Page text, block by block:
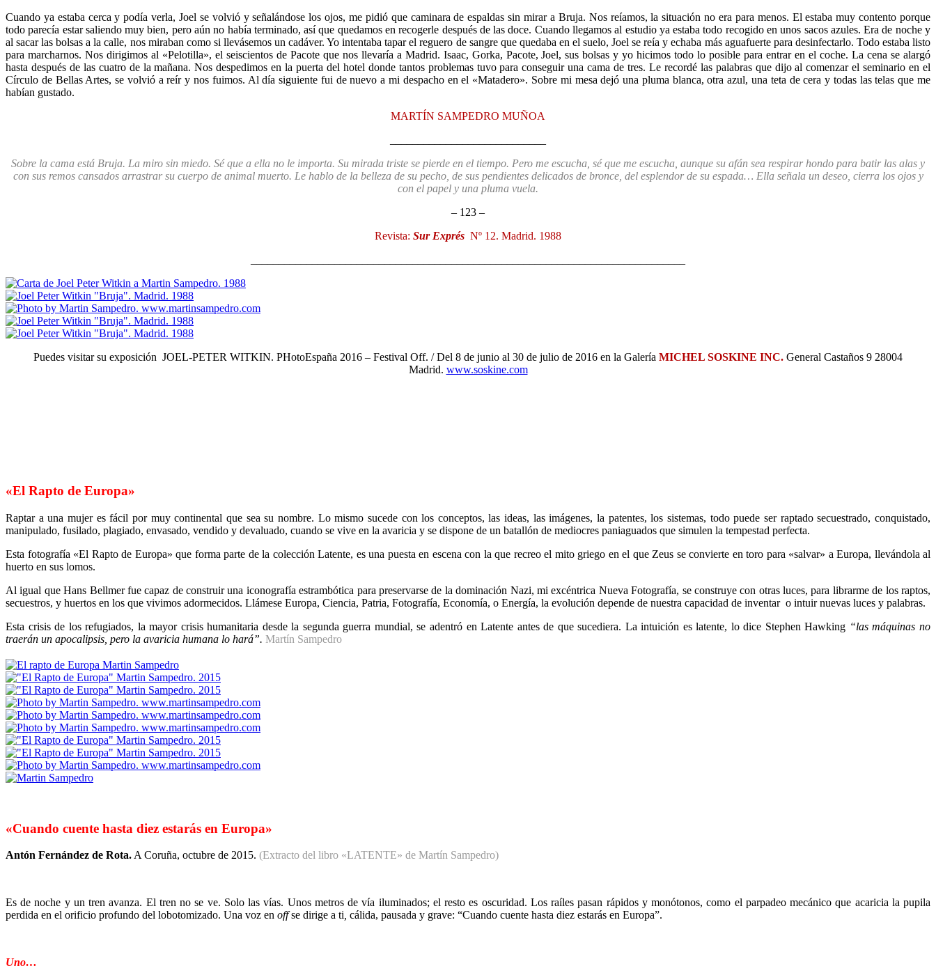
Cuando ya estaba cerca y podía verla, Joel se volvió y señalándose los ojos, me pidió que caminara de espaldas sin mirar a Bruja. Nos reíamos, la situación no era para menos. El estaba muy contento porque
todo parecía estar saliendo muy bien, pero aún no había terminado, así que quedamos en recogerle después de las doce. Cuando llegamos al estudio ya estaba todo recogido en unos sacos azules. Era de noche y
al sacar las bolsas a la calle, nos miraban como si llevásemos un cadáver. Yo intentaba tapar el reguero de sangre que quedaba en el suelo, Joel se reía y echaba más aguafuerte para desinfectarlo. Todo estaba listo
para marcharnos. Nos dirigimos al «Pelotilla», el seiscientos de Pacote que nos llevaría a Madrid. Isaac, Gorka, Pacote, Joel, sus bolsas y yo hicimos todo lo posible para entrar en el coche. La cena se alargó
hasta después de las cuatro de la mañana. Nos despedimos en la puerta del hotel donde tantos problemas tuvo para conseguir una cama de tres. Le recordé las palabras que dijo al comenzar el seminario en el
Círculo de Bellas Artes, se volvió a reír y nos fuimos. Al día siguiente fui de nuevo a mi despacho en el «Matadero». Sobre mi mesa dejó una pluma blanca, otra azul, una teta de cera y todas las telas que me
habían gustado.
MARTÍN SAMPEDRO MUÑOA
Sobre la cama está Bruja. La miro sin miedo. Sé que a ella no le importa. Su mirada triste se pierde en el tiempo. Pero me escucha, sé que me escucha, aunque su afán sea respirar hondo para batir las alas y
con sus remos cansados arrastrar su cuerpo de animal muerto. Le hablo de la belleza de su pecho, de sus pendientes delicados de bronce, del esplendor de su espada… Ella señala un deseo, cierra los ojos y
con el papel y una pluma vuela.
– 123 –
Revista: Sur Exprés Nº 12. Madrid. 1988
Puedes visitar su exposición JOEL-PETER WITKIN. PHotoEspaña 2016 – Festival Off. / Del 8 de junio al 30 de julio de 2016 en la Galería MICHEL SOSKINE INC. General Castaños 9 28004
Madrid. www.soskine.com
«El Rapto de Europa»
Raptar a una mujer es fácil por muy continental que sea su nombre. Lo mismo sucede con los conceptos, las ideas, las imágenes, la patentes, los sistemas, todo puede ser raptado secuestrado, conquistado,
manipulado, fusilado, plagiado, envasado, vendido y devaluado, cuando se vive en la avaricia y se dispone de un batallón de mediocres paniaguados que simulen la tempestad perfecta.
Esta fotografía «El Rapto de Europa» que forma parte de la colección Latente, es una puesta en escena con la que recreo el mito griego en el que Zeus se convierte en toro para «salvar» a Europa, llevándola al
huerto en sus lomos.
Al igual que Hans Bellmer fue capaz de construir una iconografía estrambótica para preservarse de la dominación Nazi, mi excéntrica Nueva Fotografía, se construye con otras luces, para librarme de los raptos,
secuestros, y huertos en los que vivimos adormecidos. Llámese Europa, Ciencia, Patria, Fotografía, Economía, o Energía, la evolución depende de nuestra capacidad de inventar o intuir nuevas luces y palabras.
Esta crisis de los refugiados, la mayor crisis humanitaria desde la segunda guerra mundial, se adentró en Latente antes de que sucediera. La intuición es latente, lo dice Stephen Hawking “las máquinas no
traerán un apocalipsis, pero la avaricia humana lo hará”. Martín Sampedro
«Cuando cuente hasta diez estarás en Europa»
Antón Fernández de Rota. A Coruña, octubre de 2015. (Extracto del libro «LATENTE» de Martín Sampedro)
Es de noche y un tren avanza. El tren no se ve. Solo las vías. Unos metros de vía iluminados; el resto es oscuridad. Los raíles pasan rápidos y monótonos, como el parpadeo mecánico que acaricia la pupila
perdida en el orificio profundo del lobotomizado. Una voz en offse dirige a ti cálida, pausada y grave: “Cuando cuente hasta diez estarás en Europa”.
Uno…